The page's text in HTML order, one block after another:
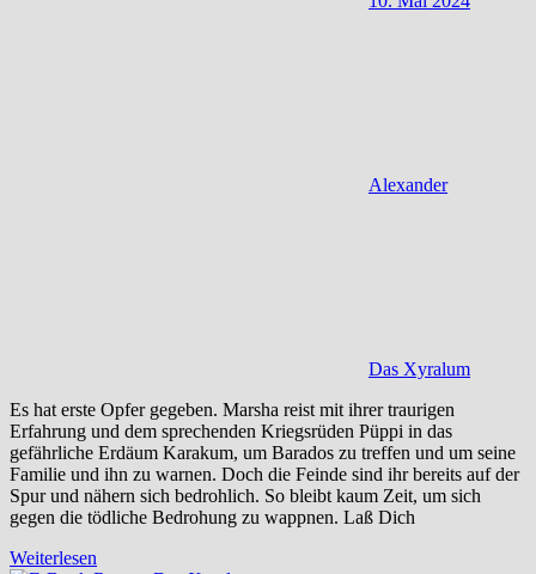
Alexander
Das Xyralum
Es hat erste Opfer gegeben. Marsha reist mit ihrer traurigen
Erfahrung und dem sprechenden Kriegsrüden Püppi in das
gefährliche Erdäum Karakum, um Barados zu treffen und um seine
Familie und ihn zu warnen. Doch die Feinde sind ihr bereits auf der
Spur und nähern sich bedrohlich. So bleibt kaum Zeit, um sich
gegen die tödliche Bedrohung zu wappnen. Laß Dich
Weiterlesen